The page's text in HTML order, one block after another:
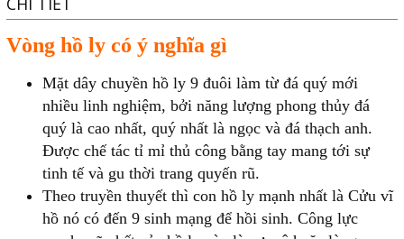
Vòng hồ ly có ý nghĩa gì
Mặt dây chuyền hồ ly 9 đuôi làm từ đá quý mới
nhiều linh nghiệm, bởi năng lượng phong thủy đá
quý là cao nhất, quý nhất là ngọc và đá thạch anh.
Được chế tác tỉ mỉ thủ công bằng tay mang tới sự
tinh tế và gu thời trang quyến rũ.
Theo truyền thuyết thì con hồ ly mạnh nhất là Cửu vĩ
hồ nó có đến 9 sinh mạng để hồi sinh. Công lực